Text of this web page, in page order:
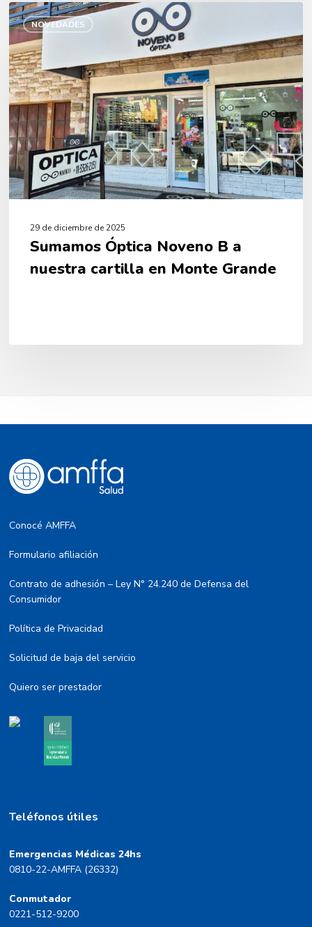
NOVEDADES
Sumamos
Óptica
Noveno
B
a
nuestra
cartilla
en
Monte
Grande
29 de diciembre de 2025
Sumamos Óptica Noveno B a
nuestra cartilla en Monte Grande
Conocé AMFFA
Formulario afiliación
Contrato de adhesión – Ley N° 24.240 de Defensa del
Consumidor
Política de Privacidad
Solicitud de baja del servicio
Quiero ser prestador
Teléfonos útiles
Emergencias Médicas 24hs
0810-22-AMFFA (26332)
Conmutador
0221-512-9200